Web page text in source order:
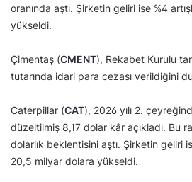
oranında aştı. Şirketin geliri ise %4
yükseldi.
Çimentaş (CMENT), Rekabet Kurulu
tutarında idari para cezası verildiğini
Caterpillar (CAT), 2026 yılı 2.
düzeltilmiş 8,17 dolar kâr açıkladı. Bu
dolarlık beklentisini aştı. Şirketin geliri
20,5 milyar dolara yükseldi.